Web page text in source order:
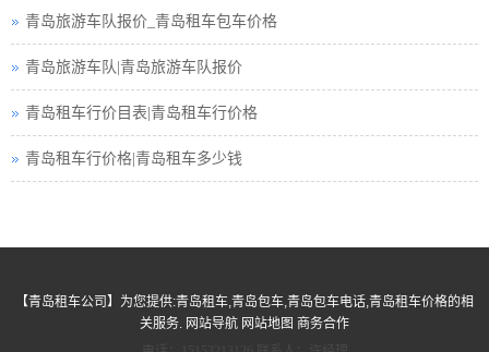
青岛汽车租赁中巴
青岛租车行小车
青岛小车租赁公司
青岛高铁接送小车
青岛旅游租车服务
青岛旅游车队报价_青岛租车包车价格
青岛旅游车队|青岛旅游车队报价
青岛租车行价目表|青岛租车行价格
青岛租车行价格|青岛租车多少钱
【青岛租车公司】为您提供:青岛租车,青岛包车,青岛包车电话,青岛租车价格的相
关服务. 网站导航 网站地图 商务合作